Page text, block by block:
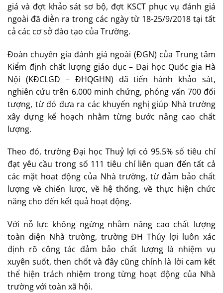
giá và đợt khảo sát sơ bộ, đợt KSCT phục vụ đánh giá
ngoài đã diễn ra trong các ngày từ 18-25/9/2018 tại tất
cả các cơ sở đào tạo của Trường.
Đoàn chuyên gia đánh giá ngoài (ĐGN) của Trung tâm
Kiểm định chất lượng giáo dục – Đại học Quốc gia Hà
Nội (KĐCLGD – ĐHQGHN) đã tiến hành khảo sát,
nghiên cứu trên 6.000 minh chứng, phỏng vấn 700 đối
tượng, từ đó đưa ra các khuyến nghị giúp Nhà trường
xây dựng kế hoạch nhằm từng bước nâng cao chất
lượng.
Theo đó, trường Đại học Thuỷ lợi có 95.5% số tiêu chí
đạt yêu cầu trong số 111 tiêu chí liên quan đến tất cả
các mặt hoạt động của Nhà trường, từ đảm bảo chất
lượng về chiến lược, về hệ thống, về thực hiện chức
năng cho đến kết quả hoạt động.
Với nỗ lực không ngừng nhằm nâng cao chất lượng
toàn diện Nhà trường, trường ĐH Thủy lợi luôn xác
định rõ công tác đảm bảo chất lượng là nhiệm vụ
xuyên suốt, then chốt và đây cũng chính là lời cam kết
thể hiện trách nhiệm trong từng hoạt động của Nhà
trường với toàn xã hội.